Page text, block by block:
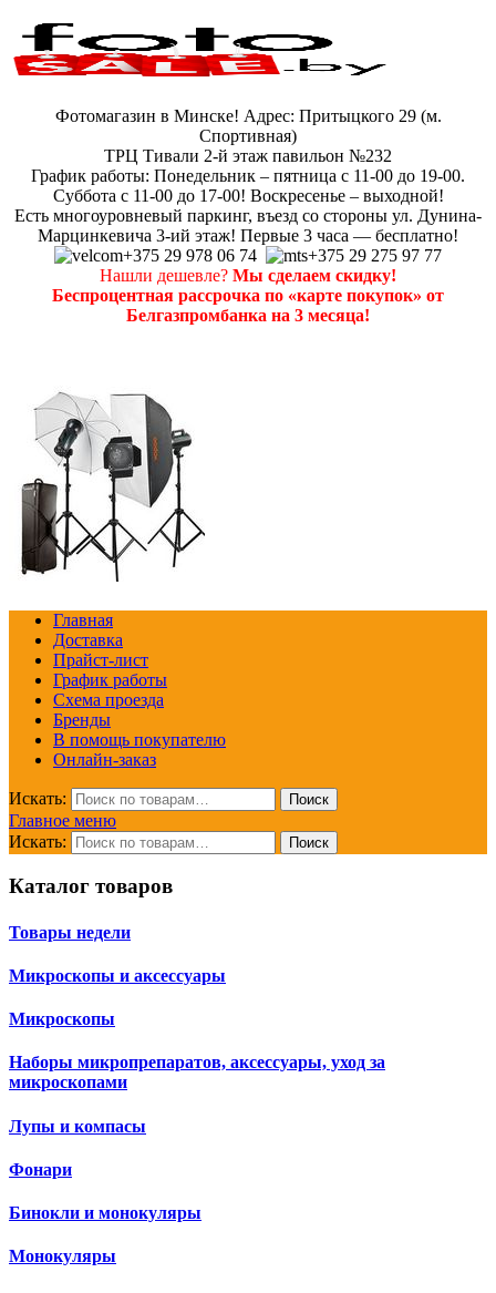
Фотомагазин в Минске! Адрес: Притыцкого 29 (м.
Спортивная)
ТРЦ Тивали 2-й этаж павильон №232
График работы: Понедельник – пятница с 11-00 до 19-00.
Суббота с 11-00 до 17-00! Воскресенье – выходной!
Есть многоуровневый паркинг, въезд со стороны ул. Дунина-
Марцинкевича 3-ий этаж! Первые 3 часа — бесплатно!
+375 29 978 06 74
+375 29 275 97 77
Нашли дешевле? Мы сделаем скидку!
Беспроцентная рассрочка по «карте покупок» от
Белгазпромбанка на 3 месяца!
Главная
Доставка
Прайст-лист
График работы
Схема проезда
Бренды
В помощь покупателю
Онлайн-заказ
Искать: Поиск
Главное меню
Искать:
Поиск
Каталог товаров
Товары недели
Микроскопы и аксессуары
Микроскопы
Наборы микропрепаратов, аксессуары, уход за
микроскопами
Лупы и компасы
Фонари
Бинокли и монокуляры
Монокуляры